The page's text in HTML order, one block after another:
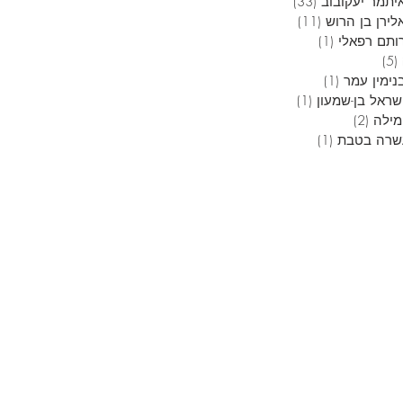
בן הרוש (11)
רפאלי (1)
(5)
עמר (1)
בן-שמעון (1)
(2)
בטבת (1)